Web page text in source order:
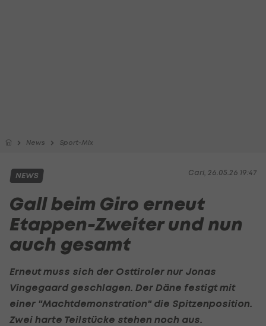
News Sport-Mix
Cari, 26.05.26 19:47
NEWS
Gall beim Giro erneut
Etappen-Zweiter und nun
auch gesamt
Erneut muss sich der Osttiroler nur Jonas
Vingegaard geschlagen. Der Däne festigt mit
einer "Machtdemonstration" die Spitzenposition.
Zwei harte Teilstücke stehen noch aus.